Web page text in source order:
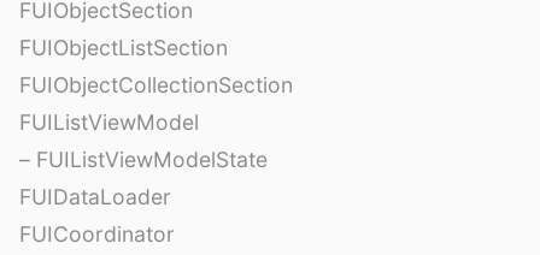
FUIObjectSection
FUIObjectListSection
FUIObjectCollectionSection
FUIListViewModel
– FUIListViewModelState
FUIDataLoader
FUICoordinator